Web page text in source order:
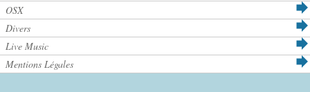
OSX
Divers
Live Music
Mentions Légales